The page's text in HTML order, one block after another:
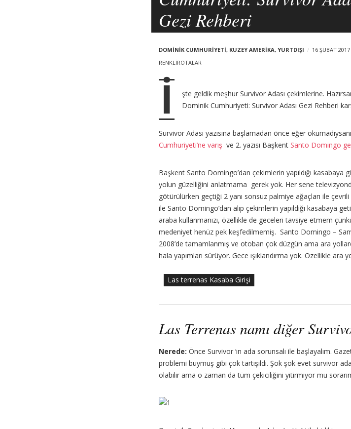
Gezi Rehberi
DOMINIK CUMHURIYETI, KUZEY AMERIKA, YURTDIŞI
16 ŞUBAT 2017
RENKLIROTALAR
İ
şte geldik meşhur Survivor Adası çekimlerine.
Dominik Cumhuriyeti: Survivor Adası Gezi Rehberi
Survivor Adası yazısına başlamadan önce eğer
Cumhuriyeti’ne varış ve 2. yazısı Başkent Santo Domingo
Başkent Santo Domingo’dan çekimlerin yapıldığı kasabaya
yolun güzelliğini anlatmama gerek yok. Her sene
götürülürken geçtiği 2 yanı sonsuz palmiye ağaçları ile
ile Santo Domingo’dan alıp çekimlerin yapıldığı kasabaya
araba kullanmanızı, özellikle de geceleri tavsiye etmem
medeniyet henüz pek keşfedilmemiş. Santo Domingo –
2008’de tamamlanmış ve otoban çok düzgün ama ara
hala yapımları sürüyor. Gece ışıklandırma yok. Özellikle
Las terrenas Kasaba Girişi
Las Terrenas namı diğer
Nerede: Önce Survivor ‘ın ada sorunsalı ile başlayalım.
problemi buymuş gibi çok tartışıldı. Şok şok evet survivor
olabilir ama o zaman da tüm çekiciliğini yitirmiyor mu